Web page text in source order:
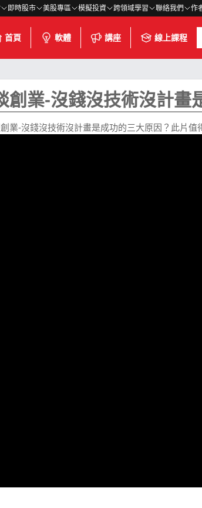
即時股市 美股專區 模擬投資 跨領域學習 聯絡我們 作
首頁 軟體 講座 線上課程
創業-沒錢沒技術沒計畫
業-沒錢沒技術沒計畫是成功的三大原因？此片